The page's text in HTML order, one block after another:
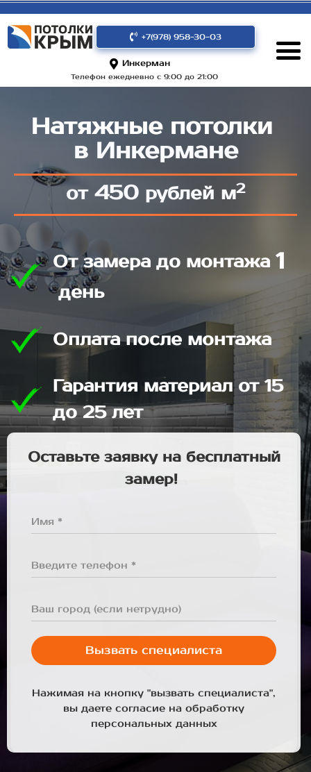
+7(978) 958-30-03
Инкерман
Телефон ежедневно с 9:00 до 21:00
Натяжные потолки
в Инкермане
от 450 рублей м2
От замера до монтажа 1
день
Оплата после монтажа
Гарантия материал от 15
до 25 лет
Оставьте заявку на бесплатный
замер!
Имя *
Введите телефон *
Ваш город (если нетрудно)
Вызвать специалиста
Нажимая на кнопку "вызвать специалиста",
вы даете согласие на обработку
персональных данных